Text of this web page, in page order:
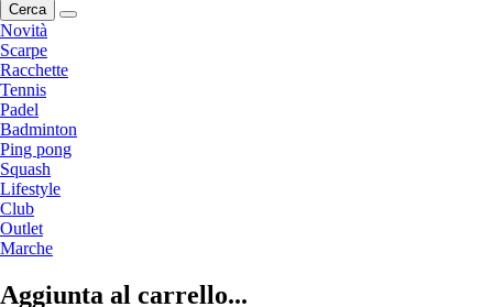
Cerca
Novità
Scarpe
Racchette
Tennis
Padel
Badminton
Ping pong
Squash
Lifestyle
Club
Outlet
Marche
Aggiunta al carrello...